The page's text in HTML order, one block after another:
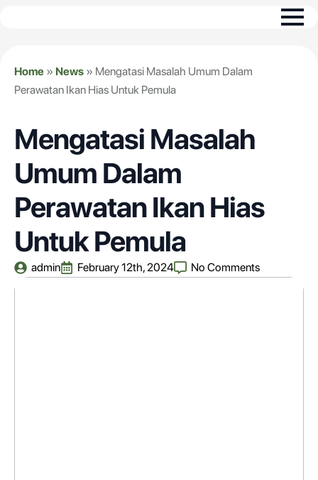
Home » News » Mengatasi Masalah Umum Dalam
Perawatan Ikan Hias Untuk Pemula
Mengatasi Masalah
Umum Dalam
Perawatan Ikan Hias
Untuk Pemula
admin February 12th, 2024 No Comments